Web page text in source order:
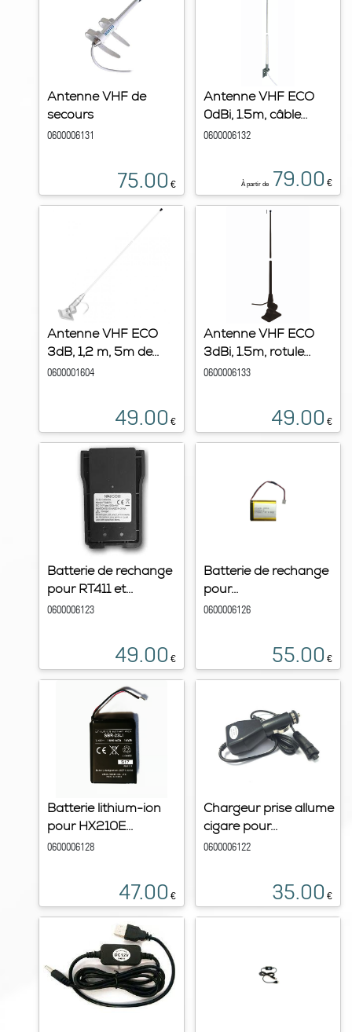
Antenne VHF de
secours
0600006131
75.00 €
Antenne VHF ECO
0dBi, 1.5m, câble...
0600006132
À partir de 79.00 €
Antenne VHF ECO
3dB, 1,2 m, 5m de...
0600001604
49.00 €
Antenne VHF ECO
3dBi, 1.5m, rotule...
0600006133
49.00 €
Batterie de rechange
pour RT411 et...
0600006123
49.00 €
Batterie de rechange
pour...
0600006126
55.00 €
Batterie lithium-ion
pour HX210E...
0600006128
47.00 €
Chargeur prise allume
cigare pour...
0600006122
35.00 €